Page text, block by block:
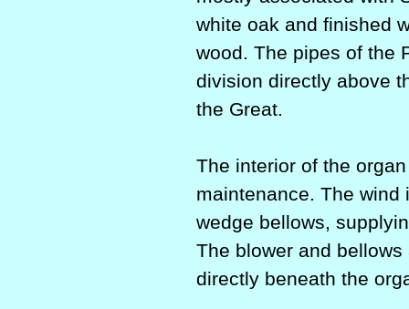
white oak and finished
wood. The pipes of the
division directly above
the Great.
The interior of the
maintenance. The
wedge bellows,
The blower and
directly beneath the